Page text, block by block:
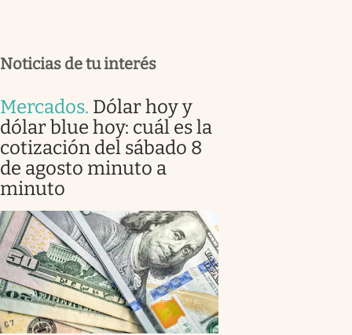
Noticias de tu interés
Mercados. Dólar hoy y
dólar blue hoy: cuál es la
cotización del sábado 8
de agosto minuto a
minuto